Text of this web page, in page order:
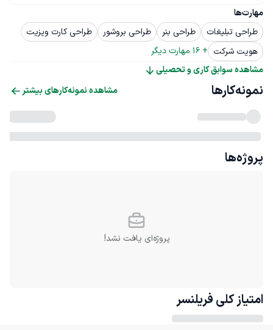
مهارت‌ها
طراحی تبلیغات
طراحی بنر طراحی بروشور
طراحی کارت ویزیت
هویت شرکت +
16 مهارت دیگر
مشاهده سوابق کاری و تحصیلی
نمونه‌کارها مشاهده نمونه‌کارهای بیشتر
پروژه‌ها
پروژه‌ای یافت نشد!
امتیاز کلی فریلنسر